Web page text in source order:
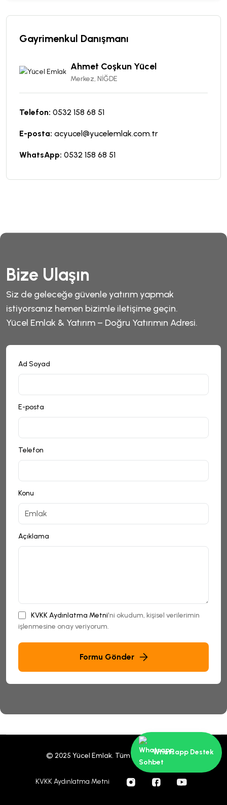
Gayrimenkul Danışmanı
Ahmet Coşkun Yücel
Merkez, NİĞDE
Telefon: 0532 158 68 51
E-posta: acyucel@yucelemlak.com.tr
WhatsApp: 0532 158 68 51
Bize Ulaşın
Siz de geleceğe güvenle yatırım yapmak
istiyorsanız hemen bizimle iletişime geçin.
Yücel Emlak & Yatırım – Doğru Yatırımın Adresi.
Ad Soyad
E-posta
Telefon
Konu
Açıklama
KVKK Aydınlatma Metni'ni okudum, kişisel verilerimin
işlenmesine onay veriyorum.
Formu Gönder
© 2025 Yücel Emlak. Tüm Hakları Saklıdır.
KVKK Aydınlatma Metni
Whatsapp Destek